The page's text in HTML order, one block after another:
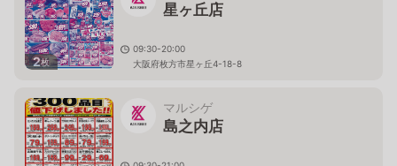
2枚
星ヶ丘店
09:30-20:00
大阪府枚方市星ヶ丘4-18-8
マルシゲ
島之内店